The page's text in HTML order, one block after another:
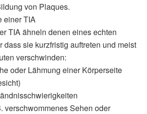
von Plaques.
einer TIA
TIA ähneln denen eines echten
dass sie kurzfristig auftreten und meist
verschwinden:
oder Lähmung einer Körperseite
verschwommenes Sehen oder